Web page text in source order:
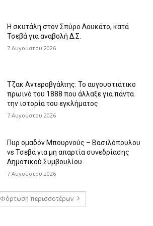
Η σκυτάλη στον Σπύρο Λουκάτο, κατά
Τσεβά για αναβολή Δ.Σ.
7 Αυγούστου 2026
Τζακ Αντεροβγάλτης: To αυγουστιάτικο
πρωινό του 1888 που άλλαξε για πάντα
την ιστορία του εγκλήματος
7 Αυγούστου 2026
Πυρ ομαδόν Μπουρνούς – Βασιλόπουλου
vs Τσεβά για μη απαρτία συνεδρίασης
Δημοτικού Συμβουλίου
7 Αυγούστου 2026
Φόρτωση περισσοτέρων